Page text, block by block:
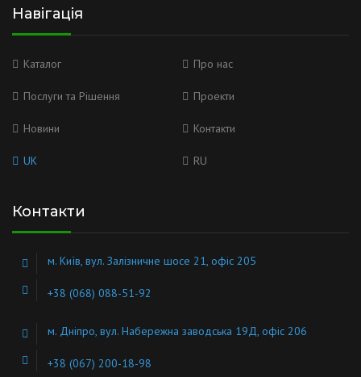
Навігація
Каталог Про нас
Послуги та Рішення Проекти
Новини Контакти
UK RU
Контакти
м. Київ, вул. Залізничне шосе 21, офіс 205
+38 (068) 088-51-92
м. Дніпро, вул. Набережна заводська 19Д, офіс 206
+38 (067) 200-18-98